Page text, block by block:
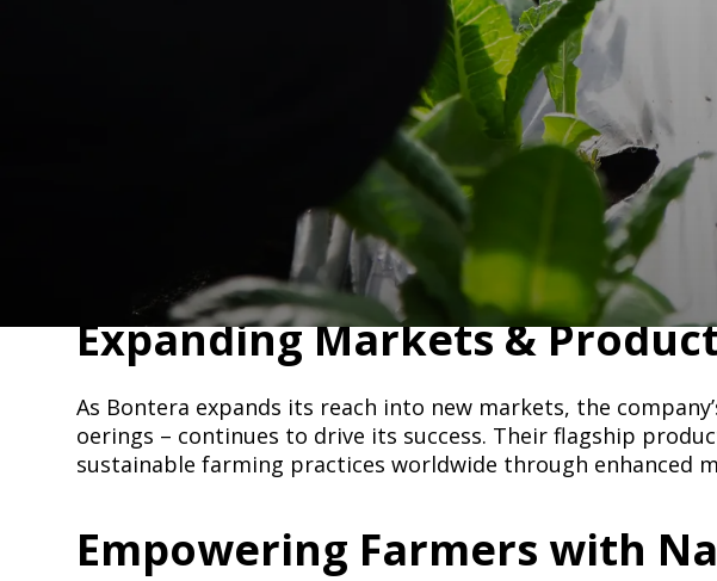
Introduction: Bontera’s Commitment to Eco-Friendly Farming​​​​‌
Bontera BioAg, a leader in sustainable agricultural
Agri Business Review.​​​​‌ ‍ ​‍​‍‌‍ ‌ ​‍‌‍‍‌‌‍‌ ‌‍‍‌‌‍ ‍​‍​‍​ ‍‍​‍​‍‌ ​ ‌‍​‌‌‍ ‍‌‍‍‌‌ ‌​‌ ‍‌​‍ ‍‌‍‍‌‌‍ ​‍​‍​‍ ​​‍​‍‌‍‍​‌ ​‍‌‍‌‌‌‍‌‍​‍​‍​ ‍‍​‍​‍​‍ ‌ ​ ‌ ‌​‌ ‌‌‌‍‌​‌‍‍‌‌‍ ​‍ ‌‍‍‌‌‍ ‍‌ ‌​‌‍‌‌‌‍ ‍‌ ‌​​‍ ‌‍‌‌‌‍‌​‌‍‍‌‌ ‌​​‍ ‌‍ ‌‌‍ ‌‍‌​‌‍‌‌​ ‌‌ ​​‌ ​‍‌‍‌‌‌ ​ ‌‍‌‌‌‍ ‍‌ ‌​‌‍​‌‌ ‌​‌‍‍‌‌‍ ‌‍ ‍​ ‍ ‌‍‍‌‌‍‌​​ ‌‌ ​​‌‍ ‌ ​ ‌ ‌​​‍ ‍‌ ​ ‌‍​‌​‍ ‍‌‍​‍‌‍ ‌‍ ‍‌ ‌​‌‍‌‌‌ ​‍‌‍​‌​‍ ‌‌‍ ​‌‍‌‌‌‍​‌‌‍‌​‌‍‍‌‌‍ ‍‌‍‌ ​‍ ‌‌ ‌​‌‍‍​‌‍‌‌​‍ ‌‌‍​ ‌‍‍​‌‍​‌‌ ​‍‌‍‌ ‌‍‌‌​‍ ‌‌‍‍‌‌‍ ‍​‍ ‌‌ ​ ‌ ‌‌‌ ​ ‌ ‌​‌‍​‌‌‍‍‌‌‍ ‍‌‍​‌‌‍​‍‌‍ ​‌‍‌‌​‍ ‌‌‍​‌‌‍‌ ‌ ​‍‌‍‍‌‌‍​ ‌ ‌‌‌‍ ​‌ ‌​‌ ‌‌‌ ​‍‌‍‌‌​ ‍ ‌ ‌​‌ ‍‌‌ ​​‌‍‌‌​ ‌‌ ​​‌‍ ‌ ​ ‌ ‌​​ ‍ ‌ ​​‌‍​‌‌ ‌​‌‍‍​​ ‌‌‍​‍‌‍ ‌‍‌​‌ ‍‌​‍‌‌​ ‌‌‌​​‍‌‌ ‌‍‍ ‌‍‌‌‌ ‍‌​‍‌‌​ ​ ‌​‌​​‍‌‌​ ​ ‌​‌​​‍‌‌​ ​‍​ ​‍​ ​‌​ ‌ ​ ​‍​ ​‍​ ‌​​ ‌‌​ ​‍​ ‍​​ ‍​​ ​ ​ ‍​‌‍​‌​‍‌‌​ ​‍​ ​‍​‍‌‌​ ‌‌‌​‌​​‍ ‍‌‍​ ‌‍‍​‌‍‍‌‌‍ ​‌‍‌​‌ ​‍‌‍‌‌‌‍ ‍​‍‌‌​ ‌‌‌​​‍‌‌ ‌‍‍ ‌‍‌‌‌ ‍‌​‍‌‌​ ​ ‌​‌​​‍‌‌​ ​ ‌​‌​​‍‌‌​ ​‍​ ​‍​ ​‍​ ‌ ​ ‌​​ ​​​ ‌​​ ​‍​ ‌​​ ‌ ‌‍​‍‌‍​‌​ ‍​​ ‌ ​‍‌‌​ ​‍​ ​‍​‍‌‌​ ‌‌‌​‌​​‍ ‍‌ ‌​‌‍‌‌‌ ‍​‌ ‌​​ ‌‍​‍‌‍​‌‌ ​ ‌‍‌‌‌‌‌‌‌ ​‍‌‍ ​​ ‌​‍‌‌​ ​‍‌​‌‍‌ ​ ‌ ‌​‌ ‌‌‌‍‌​‌‍‍‌‌‍ ​‍‌‍‌‍‍‌‌‍‌​​ ‌‌ ​​‌‍ ‌ ​ ‌ ‌​​‍ ‍‌ ​ ‌‍​‌​‍ ‍‌‍​‍‌‍ ‌‍ ‍‌ ‌​‌‍‌‌‌ ​‍‌‍​‌​‍ ‌‌‍ ​‌‍‌‌‌‍​‌‌‍‌​‌‍‍‌‌‍ ‍‌‍‌ ​‍ ‌‌ ‌​‌‍‍​‌‍‌‌​‍ ‌‌‍​ ‌‍‍​‌‍​‌‌ ​‍‌‍‌ ‌‍‌‌​‍ ‌‌‍‍‌‌‍ ‍​‍ ‌‌ ​ ‌ ‌‌‌ ​ ‌ ‌​‌‍​‌‌‍‍‌‌‍ ‍‌‍​‌‌‍​‍‌‍ ​‌‍‌‌​‍ ‌‌‍​‌‌‍‌ ‌ ​‍‌‍‍‌‌‍​ ‌ ‌‌‌‍ ​‌ ‌​‌ ‌‌‌ ​‍‌‍‌‌​‍‌‍‌ ‌​‌ ‍‌‌ ​​‌‍‌‌​ ‌‌ ​​‌‍ ‌ ​ ‌ ‌​​‍‌‍‌ ​​‌‍​‌‌ ‌​‌‍‍​​ ‌‌‍​‍‌‍ ‌‍‌​‌ ‍‌​‍‌‌​ ‌‌‌​​‍‌‌ ‌‍‍ ‌‍‌‌‌ ‍‌​‍‌‌​ ​ ‌​‌​​‍‌‌​ ​ ‌​‌​​‍‌‌​ ​‍​ ​‍​ ​‌​ ‌ ​ ​‍​ ​‍​ ‌​​ ‌‌​ ​‍​ ‍​​ ‍​​ ​ ​ ‍​‌‍​‌​‍‌‌​ ​‍​ ​‍​‍‌‌​ ‌‌‌​‌​​‍ ‍‌‍​ ‌‍‍​‌‍‍‌‌‍ ​‌‍‌​‌ ​‍‌‍‌‌‌‍ ‍​‍‌‌​ ‌‌‌​​‍‌‌ ‌‍‍ ‌‍‌‌‌ ‍‌​‍‌‌​ ​ ‌​‌​​‍‌‌​ ​ ‌​‌​​‍‌‌​ ​‍​ ​‍​ ​‍​ ‌ ​ ‌​​ ​​​ ‌​​ ​‍​ ‌​​ ‌ ‌‍​‍‌‍​‌​ ‍​​ ‌ ​‍‌‌​ ​‍​ ​‍​‍‌‌​ ‌‌‌​‌​​‍ ‍‌ ‌​‌‍‌‌‌ ‍​‌ ‌​​‍‌‍‌ ​​‌‍‌‌‌ ​‍‌ ​ ‌ ​​‌‍‌‌‌‍​ ‌ ‌​‌‍‍‌‌ ‌‍‌‍‌‌​ ‌‌ ​​‌ ‌‌‌‍​‍‌‍ ​‌‍‍‌‌ ​ ‌‍‍​‌‍‌‌‌‍‌​​‍​‍‌ ‌ This recognition underscores
boost plant growth, and reduce dependency on synthetic fertilizers.​​​​‌
Expanding Markets & Product Innovation​​​​‌
As Bontera expands its reach into new markets, the
offerings – continues to drive its success. Their flagship
sustainable farming practices worldwide through enhanced microbial activity.​​​​‌
Empowering Farmers with Natural Solutions​​​​‌